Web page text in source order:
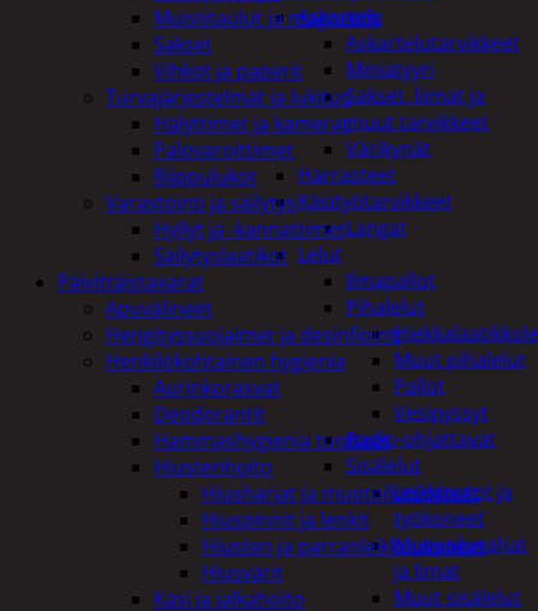
Askartelu
Askartelutarvikkeet
Miniatyyri
Sakset, liimat ja
muut tarvikkeet
Värikynät
Harrasteet
Käsityötarvikkeet
Langat
Lelut
Ilmapallot
Pihalelut
Muut pihalelut
Pallot
Vesipyssyt
Radio-ohjattavat
Sisälelut
Leikkiautot ja
työkoneet
Muovailuvahat
ja limat
Muut sisälelut
Muistitaulut ja magneetit
Sakset
Vihkot ja paperit
Turvajärjestelmät ja lukitus
Hälyttimet ja kamerat
Palovaroittimet
Riippulukot
Varastointi ja säilytys
Hyllyt ja -kannattimet
Säilytyslaatikot
Päivittäistavarat
Apuvälineet
Hengityssuojaimet ja desinfiointi
Henkilökohtainen hygienia
Aurinkorasvat
Deodorantit
Hammashygienia tuotteet
Hiustenhoito
Hiusharjat ja muotoilutuotteet
Hiuspinnit ja lenkit
Hiusten ja parranleikkuukoneet
Hiusvärit
Käsi ja jalkahoito